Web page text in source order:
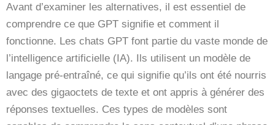
Avant d’examiner les alternatives, il est essentiel de
comprendre ce que GPT signifie et comment il
fonctionne. Les chats GPT font partie du vaste monde de
l’intelligence artificielle (IA). Ils utilisent un modèle de
langage pré-entraîné, ce qui signifie qu’ils ont été nourris
avec des gigaoctets de texte et ont appris à générer des
réponses textuelles. Ces types de modèles sont